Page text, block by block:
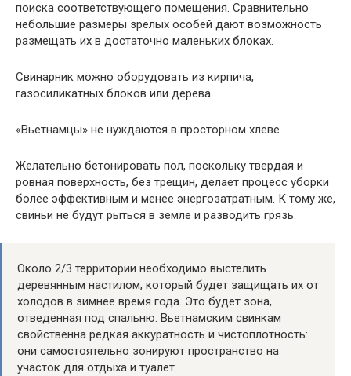
поиска соответствующего помещения. Сравнительно
небольшие размеры зрелых особей дают возможность
размещать их в достаточно маленьких блоках.
Свинарник можно оборудовать из кирпича,
газосиликатных блоков или дерева.
«Вьетнамцы» не нуждаются в просторном хлеве
Желательно бетонировать пол, поскольку твердая и
ровная поверхность, без трещин, делает процесс уборки
более эффективным и менее энергозатратным. К тому же,
свиньи не будут рыться в земле и разводить грязь.
Около 2/3 территории необходимо выстелить
деревянным настилом, который будет защищать их от
холодов в зимнее время года. Это будет зона,
отведенная под спальню. Вьетнамским свинкам
свойственна редкая аккуратность и чистоплотность:
они самостоятельно зонируют пространство на
участок для отдыха и туалет.